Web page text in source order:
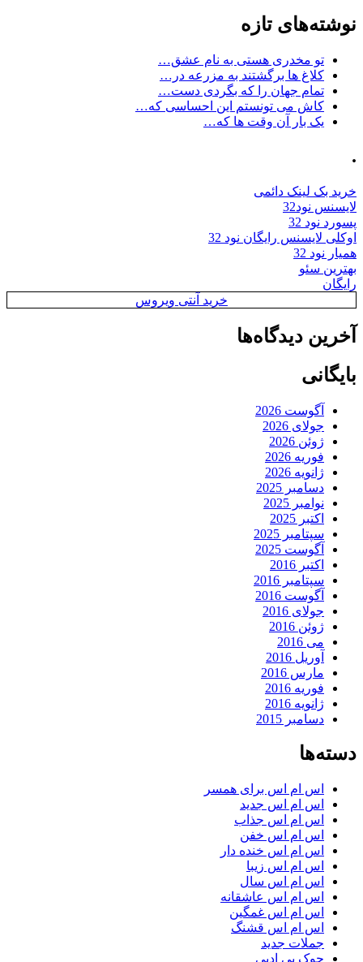
نوشته‌های تازه
تو مخدری هستی به نام عشق…
کلاغ ها برگشتند به مزرعه در…
تمام جهان را که بگردی دست…
کاش می تونستم این احساسی که…
یک بار آن وقت ها که…
.
خرید بک لینک دائمی
لایسنس نود32
پسورد نود 32
اوکلی لایسنس رایگان نود 32
همیار نود 32
بهترین سئو
رایگان
خرید آنتی ویروس
آخرین دیدگاه‌ها
بایگانی
آگوست 2026
جولای 2026
ژوئن 2026
فوریه 2026
ژانویه 2026
دسامبر 2025
نوامبر 2025
اکتبر 2025
سپتامبر 2025
آگوست 2025
اکتبر 2016
سپتامبر 2016
آگوست 2016
جولای 2016
ژوئن 2016
می 2016
آوریل 2016
مارس 2016
فوریه 2016
ژانویه 2016
دسامبر 2015
دسته‌ها
اس ام اس برای همسر
اس ام اس جدید
اس ام اس جذاب
اس ام اس خفن
اس ام اس خنده دار
اس ام اس زیبا
اس ام اس سال
اس ام اس عاشقانه
اس ام اس غمگین
اس ام اس قشنگ
جملات جدید
جوک بی ادبی